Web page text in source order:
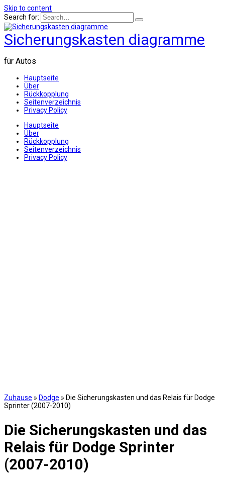
Skip to content
Search for:
Sicherungskasten diagramme
für Autos
Hauptseite
Über
Rückkopplung
Seitenverzeichnis
Privacy Policy
Hauptseite
Über
Rückkopplung
Seitenverzeichnis
Privacy Policy
Zuhause » Dodge » Die Sicherungskasten und das Relais für Dodge
Sprinter (2007-2010)
Die Sicherungskasten und das
Relais für Dodge Sprinter
(2007-2010)